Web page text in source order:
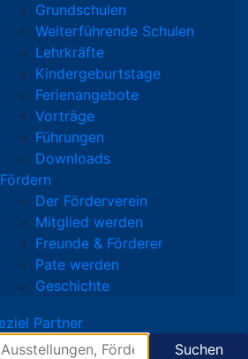
Grundschulen
Weiterführende Schulen
Lehrkräfte
Kindergeburtstage
Ferienangebote
Vorträge
Führungen
Downloads
Fördern
Der Förderverein
Mitglied werden
Freunde & Förderer
Pate werden
Geschichte
Suchen